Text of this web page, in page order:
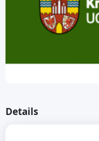
Details